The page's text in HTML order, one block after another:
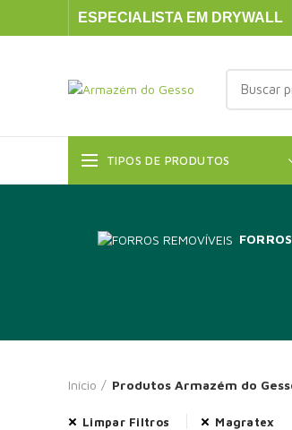
ESPECIALISTA EM DRYWALL
TIPOS DE PRODUTOS
Início Produtos Armazém do
Limpar Filtros Magratex